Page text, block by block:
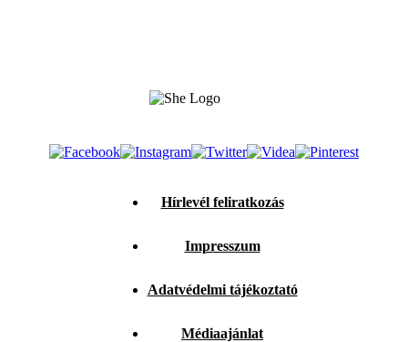
Hírlevél feliratkozás
Impresszum
Adatvédelmi tájékoztató
Médiaajánlat